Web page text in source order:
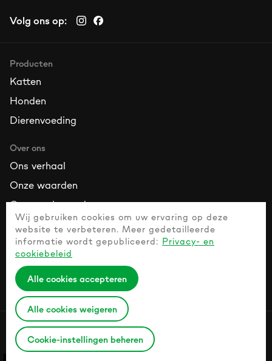
Volg ons op:
Producten
Katten
Honden
Dierenvoeding
Over ons
Ons verhaal
Onze waarden
Onze ambassadeurs
Bronnen
Neem contact met ons op
Veelgestelde vragen
Gids voor Gezonde Huisdieren
© 2026 Naturesprotection.com All rights reserved.
Privacybeleid
Wij gebruiken cookies om uw ervaring op deze
website te verbeteren. Meer gedetailleerde
informatie wordt gepubliceerd: Privacy- en
cookiebeleid
Alle cookies accepteren
Alle cookies weigeren
Cookie-instellingen beheren